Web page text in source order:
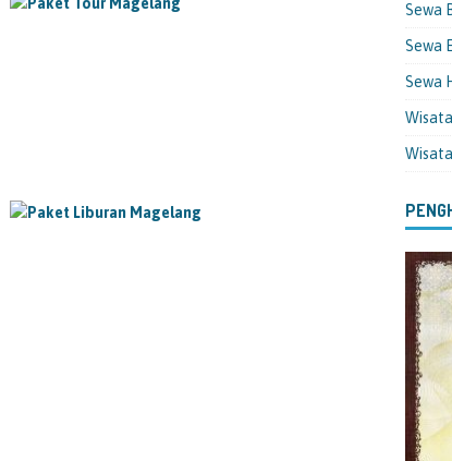
Sewa
Sewa
Sewa
Wisata